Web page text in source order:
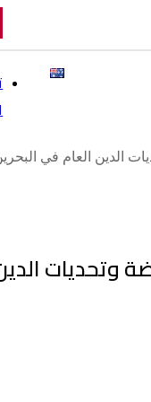
الدين العام في
وتحديات